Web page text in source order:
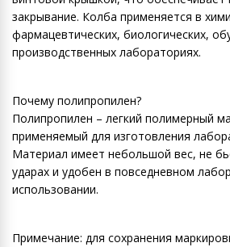
закрывание. Колба применяется в
фармацевтических, биологических,
производственных лабораториях.
Почему полипропилен?
Полипропилен – легкий полимерный
применяемый для изготовления
Материал имеет небольшой вес, не
ударах и удобен в повседневном
использовании.
Примечание: для сохранения